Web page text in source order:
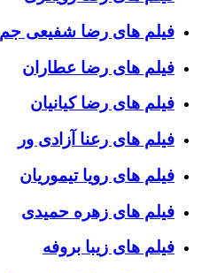
فیلم های رضا شفیعی جم
فیلم های رضا عطاران
فیلم های رضا کیانیان
فیلم های رعنا آزادی ور
فیلم های رویا تیموریان
فیلم های زهره حمیدی
فیلم های زیبا بروفه